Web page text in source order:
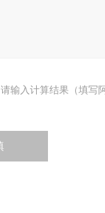
请输入计算结果（填写